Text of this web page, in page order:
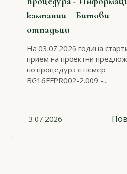
кампании – Битови
отпадъци
На 03.07.2026 година
прием на проектни
по процедура с номер
BG16FFPR002-2.009 -...
3.07.2026